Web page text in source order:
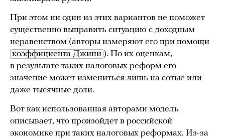
При этом ни один из этих вариантов не поможет
существенно выправить ситуацию с доходным
неравенством (авторы измеряют его при помощи
коэффициента Джини ). По их оценкам,
в результате таких налоговых реформ его
значение может измениться лишь на сотые или
даже тысячные доли.
Вот как использованная авторами модель
описывает, что произойдет в российской
экономике при таких налоговых реформах. Из-за